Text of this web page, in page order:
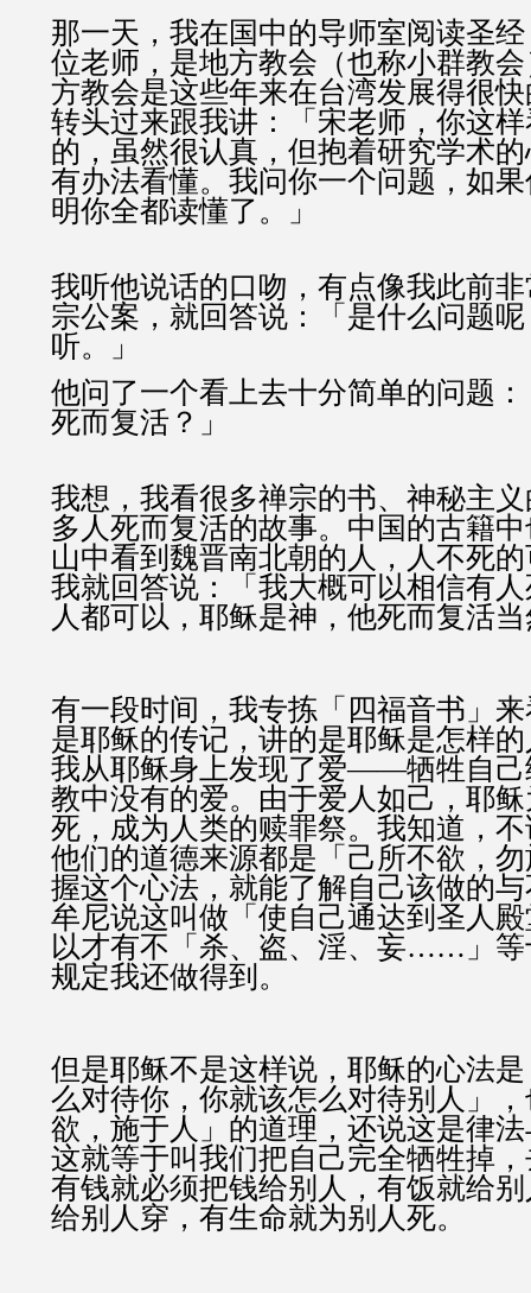
那一天，我在国中的导师室阅读圣
位老师，是地方教会（也称小群教
方教会是这些年来在台湾发展得很
转头过来跟我讲：「宋老师，你这
的，虽然很认真，但抱着研究学术
有办法看懂。我问你一个问题，如
明你全都读懂了。」
我听他说话的口吻，有点像我此前
宗公案，就回答说：「是什么问题
听。」
他问了一个看上去十分简单的问题
死而复活？」
我想，我看很多禅宗的书、神秘主
多人死而复活的故事。中国的古籍
山中看到魏晋南北朝的人，人不死
我就回答说：「我大概可以相信有
人都可以，耶稣是神，他死而复活
有一段时间，我专拣「四福音书」
是耶稣的传记，讲的是耶稣是怎样
我从耶稣身上发现了爱——牺牲自己
教中没有的爱。由于爱人如己，耶
死，成为人类的赎罪祭。我知道，
他们的道德来源都是「己所不欲，
握这个心法，就能了解自己该做的
牟尼说这叫做「使自己通达到圣人
以才有不「杀、盗、淫、妄……」等
规定我还做得到。
但是耶稣不是这样说，耶稣的心法
么对待你，你就该怎么对待别人」
欲，施于人」的道理，还说这是律
这就等于叫我们把自己完全牺牲掉
有钱就必须把钱给别人，有饭就给
给别人穿，有生命就为别人死。